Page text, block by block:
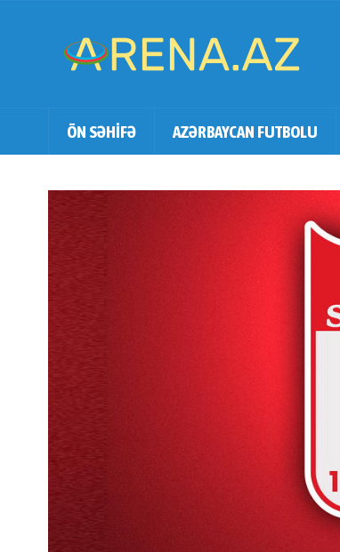
ÖN SƏHİFƏ AZƏRBAYCAN FUTBOLU